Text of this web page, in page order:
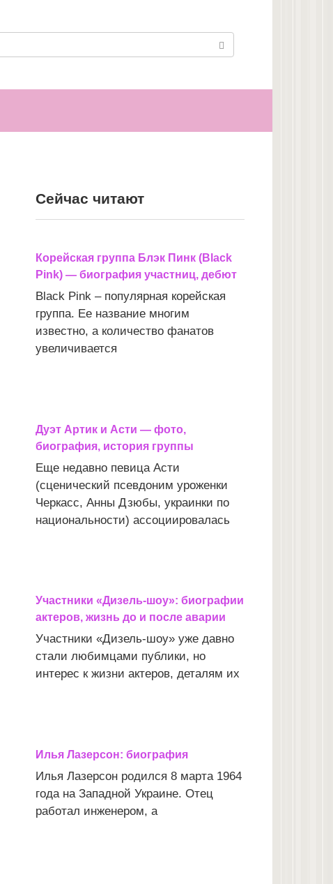
Сейчас читают
Корейская группа Блэк Пинк (Black
Pink) — биография участниц, дебют
Black Pink – популярная корейская
группа. Ее название многим
известно, а количество фанатов
увеличивается
Дуэт Артик и Асти — фото,
биография, история группы
Еще недавно певица Асти
(сценический псевдоним уроженки
Черкасс, Анны Дзюбы, украинки по
национальности) ассоциировалась
Участники «Дизель-шоу»: биографии
актеров, жизнь до и после аварии
Участники «Дизель-шоу» уже давно
стали любимцами публики, но
интерес к жизни актеров, деталям их
Илья Лазерсон: биография
Илья Лазерсон родился 8 марта 1964
года на Западной Украине. Отец
работал инженером, а